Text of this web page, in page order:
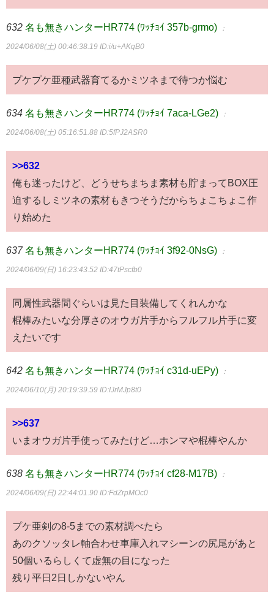
632 名も無きハンターHR774 (ﾜｯﾁｮｲ 357b-grmo) ：
2024/06/08(土) 00:46:38.19 ID:i/u+AKqB0
プケプケ亜種武器育てるかミツネまで待つか悩む
634 名も無きハンターHR774 (ﾜｯﾁｮｲ 7aca-LGe2) ：
2024/06/08(土) 05:16:51.88 ID:5fPJ2ASR0
>>632
俺も迷ったけど、どうせちまちま素材も貯まってBOX圧
迫するしミツネの素材もきつそうだからちょこちょこ作
り始めた
637 名も無きハンターHR774 (ﾜｯﾁｮｲ 3f92-0NsG) ：
2024/06/09(日) 16:23:43.52 ID:47tPscfb0
同属性武器間ぐらいは見た目装備してくれんかな
棍棒みたいな分厚さのオウガ片手からフルフル片手に変
えたいです
642 名も無きハンターHR774 (ﾜｯﾁｮｲ c31d-uEPy) ：
2024/06/10(月) 20:19:39.59 ID:IJrMJp8t0
>>637
いまオウガ片手使ってみたけど…ホンマや棍棒やんか
638 名も無きハンターHR774 (ﾜｯﾁｮｲ cf28-M17B) ：
2024/06/09(日) 22:44:01.90 ID:FdZrpMOc0
プケ亜剣の8-5までの素材調べたら
あのクソッタレ軸合わせ車庫入れマシーンの尻尾があと
50個いるらしくて虚無の目になった
残り平日2日しかないやん